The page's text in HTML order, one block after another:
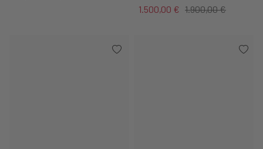
1.500,00 € 1.900,00 €